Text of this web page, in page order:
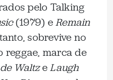
pelo Talking
(1979) eRemain
sobrevive no
reggae, marca de
WaltzeLaugh